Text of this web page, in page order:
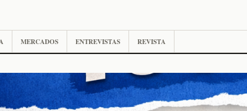
MERCADOS ENTREVISTAS REVISTA